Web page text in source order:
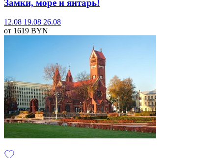
Замки, море и янтарь!
12.08 19.08 26.08
от 1619 BYN